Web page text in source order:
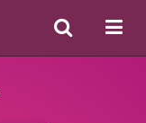
ou
Search